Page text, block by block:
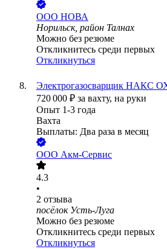
ООО НОВА
Норильск, район Талнах
Можно без резюме
Откликнитесь среди первых
Откликнуться
Электрогазосварщик НАКС
720 000 ₽ за вахту, на руки
Опыт 1-3 года
Вахта
Выплаты: Два раза в месяц
ООО Акм-Сервис
4.3
•
2 отзыва
посёлок Усть-Луга
Можно без резюме
Откликнитесь среди первых
Откликнуться